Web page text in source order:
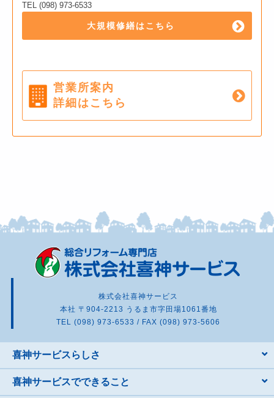
TEL (098) 973-6533
大規模修繕はこちら
営業所案内
詳細はこちら
株式会社喜神サービス
本社 〒904-2213 うるま市字田場1061番地
TEL (098) 973-6533 / FAX (098) 973-5606
喜神サービスらしさ
喜神サービスでできること